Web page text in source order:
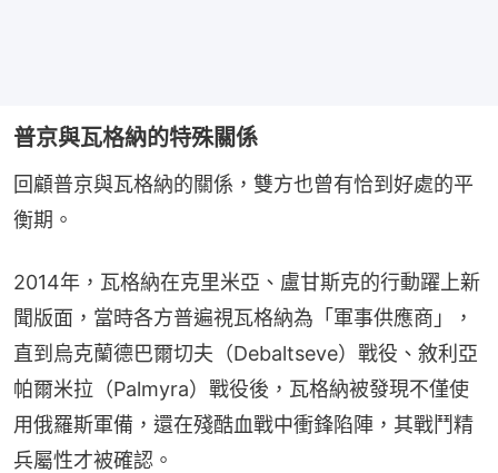
普京與瓦格納的特殊關係
回顧普京與瓦格納的關係，雙方也曾有恰到好處的平
衡期。
2014年，瓦格納在克里米亞、盧甘斯克的行動躍上新
聞版面，當時各方普遍視瓦格納為「軍事供應商」，
直到烏克蘭德巴爾切夫（Debaltseve）戰役、敘利亞
帕爾米拉（Palmyra）戰役後，瓦格納被發現不僅使
用俄羅斯軍備，還在殘酷血戰中衝鋒陷陣，其戰鬥精
兵屬性才被確認。